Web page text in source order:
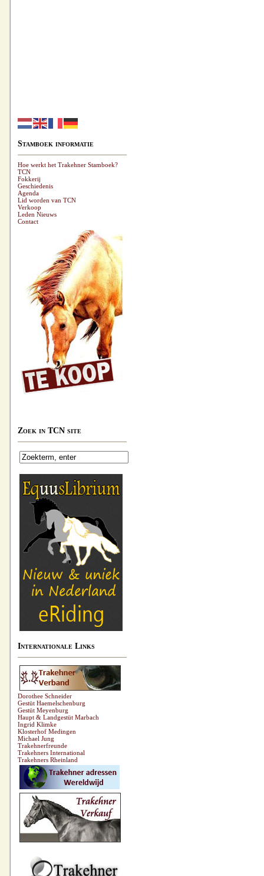
Stamboek informatie
Hoe werkt het Trakehner Stamboek?
TCN
Fokkerij
Geschiedenis
Agenda
Lid worden van TCN
Verkoop
Leden Nieuws
Contact
Zoek in TCN site
Internationale Links
Dorothee Schneider
Gestüt Haemelschenburg
Gestüt Meyenburg
Haupt & Landgestüt Marbach
Ingrid Klimke
Klosterhof Medingen
Michael Jung
Trakehnerfreunde
Trakehners International
Trakehners Rheinland